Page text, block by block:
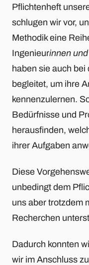
Pflichtenheft
schlugen wir vor,
Methodik eine
Ingenieurinnen
haben sie auch
begleitet, um ihre
kennenzulernen.
Bedürfnisse und
herausfinden,
ihrer Aufgaben
Diese
unbedingt dem
uns aber trotzdem
Recherchen
Dadurch konnten
wir im Anschluss